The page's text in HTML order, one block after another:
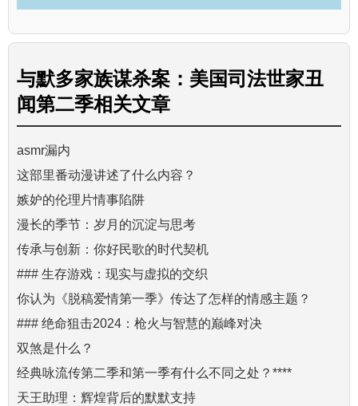
与默多家族谋杀案：美国司法世家丑
闻第二季相关文章
asmr漏内
这部里番动漫讲述了什么内容？
嫉妒的伦理片情事陷阱
漫长的季节：岁月的沉淀与思考
传承与创新：你好民歌的时代契机
### 生存游戏：现实与虚拟的交织
你认为《脱稿爱情第一季》传达了怎样的情感主题？
### 绝命狙击2024：枪火与智慧的巅峰对决
双煞是什么？
经典咏流传第二季和第一季有什么不同之处？****
天王助理：辉煌背后的默默支持